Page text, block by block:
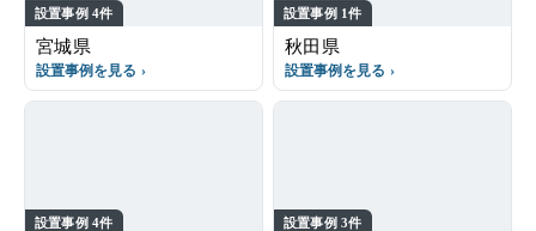
設置事例 4件
宮城県
設置事例を見る
設置事例 1件
秋田県
設置事例を見る
設置事例 4件 設置事例 3件